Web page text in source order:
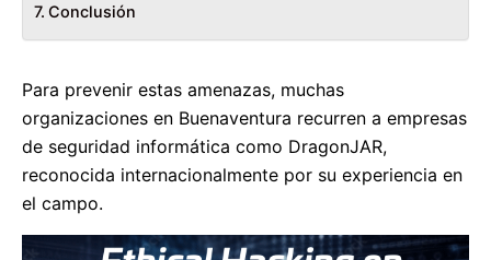
Conclusión
Para prevenir estas amenazas, muchas
organizaciones en Buenaventura recurren a empresas
de seguridad informática como DragonJAR,
reconocida internacionalmente por su experiencia en
el campo.